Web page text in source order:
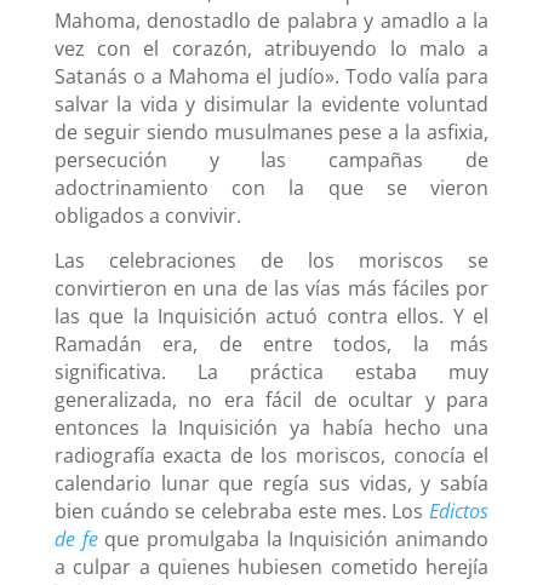
Mahoma, denostadlo de palabra y amadlo a la
vez con el corazón, atribuyendo lo malo a
Satanás o a Mahoma el judío». Todo valía para
salvar la vida y disimular la evidente voluntad
de seguir siendo musulmanes pese a la asfixia,
persecución y las campañas de
adoctrinamiento con la que se vieron
obligados a convivir.
Las celebraciones de los moriscos se
convirtieron en una de las vías más fáciles por
las que la Inquisición actuó contra ellos. Y el
Ramadán era, de entre todos, la más
significativa. La práctica estaba muy
generalizada, no era fácil de ocultar y para
entonces la Inquisición ya había hecho una
radiografía exacta de los moriscos, conocía el
calendario lunar que regía sus vidas, y sabía
bien cuándo se celebraba este mes. LosEdictos
de feque promulgaba la Inquisición animando
a culpar a quienes hubiesen cometido herejía